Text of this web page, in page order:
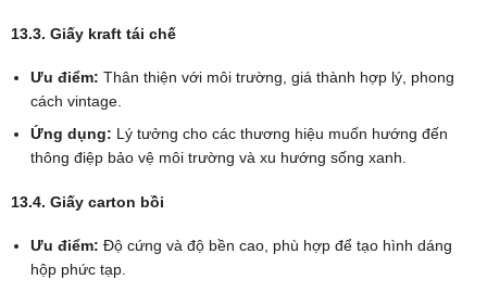
13.3. Giấy kraft tái chế
Ưu điểm: Thân thiện với môi trường, giá thành hợp lý, phong
cách vintage.
Ứng dụng: Lý tưởng cho các thương hiệu muốn hướng đến
thông điệp bảo vệ môi trường và xu hướng sống xanh.
13.4. Giấy carton bồi
Ưu điểm: Độ cứng và độ bền cao, phù hợp để tạo hình dáng
hộp phức tạp.